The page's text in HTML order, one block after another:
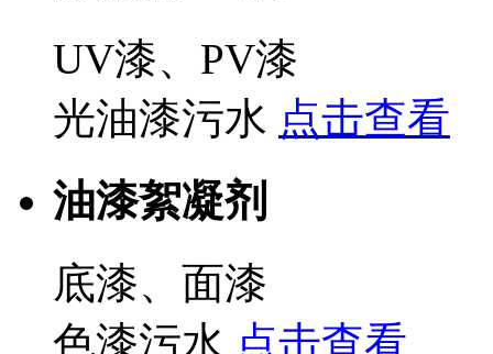
UV漆、PV漆
光油漆污水 点击查看
油漆絮凝剂
底漆、面漆
色漆污水 点击查看